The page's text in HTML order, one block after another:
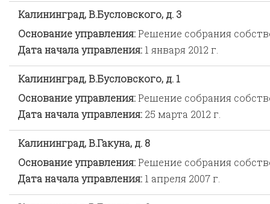
Калининград, В.Бусловского, д. 3
Основание управления:Решение собрания
Дата начала управления: 1 января 2012 г.
Калининград, В.Бусловского, д. 1
Основание управления:Решение собрания
Дата начала управления: 25 марта 2012 г.
Калининград, В.Гакуна, д. 8
Основание управления:Решение собрания
Дата начала управления: 1 апреля 2007 г.